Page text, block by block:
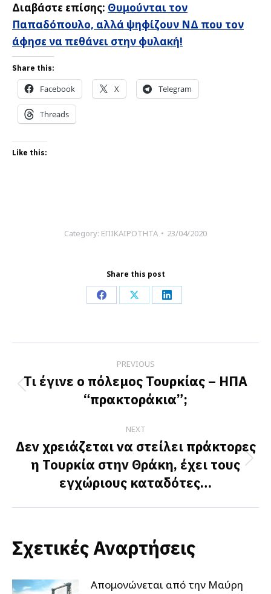
Διαβάστε επίσης: Θυμούνται τον
Παπαδόπουλο, αλλά ψηφίζουν ΝΔ που τον
άφησε να πεθάνει στην φυλακή!
Share this:
Facebook X Telegram
Threads
Like this:
Category: ΕΠΙΚΑΙΡΟΤΗΤΑ 23/04/2020
Share this post
Share
Facebook
Share
X
Share
LinkedIn
navigation
PREVIOUS
Previous
post:
Τι έγινε ο πόλεμος Τουρκίας – ΗΠΑ
“πρακτοράκια”;
NEXT
Next
post:
Δεν χρειάζεται να στείλει πράκτορες
η Τουρκία στην Θράκη, έχει τους
εγχώριους καταδότες…
Σχετικές Αναρτήσεις
Απομονώνεται από την Μαύρη